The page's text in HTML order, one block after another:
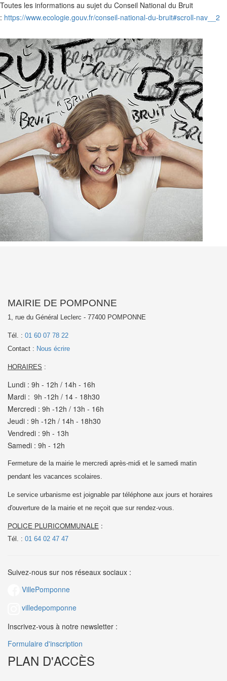
Toutes les informations au sujet du Conseil National du Bruit
: https://www.ecologie.gouv.fr/conseil-national-du-bruit#scroll-nav__2
MAIRIE DE POMPONNE
1, rue du Général Leclerc - 77400 POMPONNE
Tél. : 01 60 07 78 22
Contact : Nous écrire
HORAIRES :
Lundi : 9h - 12h / 14h - 16h
Mardi : 9h -12h / 14 - 18h30
Mercredi : 9h -12h / 13h - 16h
Jeudi : 9h -12h / 14h - 18h30
Vendredi : 9h - 13h
Samedi : 9h - 12h
Fermeture de la mairie le mercredi après-midi et le samedi matin
pendant les vacances scolaires.
Le service urbanisme est joignable par téléphone aux jours et horaires
d'ouverture de la mairie et ne reçoit que sur rendez-vous.
POLICE PLURICOMMUNALE :
Tél. : 01 64 02 47 47
Suivez-nous sur nos réseaux sociaux :
VillePomponne
villedepomponne
Inscrivez-vous à notre newsletter :
Formulaire d'inscription
PLAN D'ACCÈS